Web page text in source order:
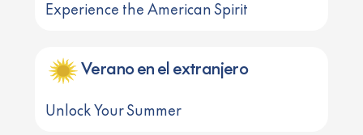
Experience the American Spirit
Verano en el extranjero
Unlock Your Summer